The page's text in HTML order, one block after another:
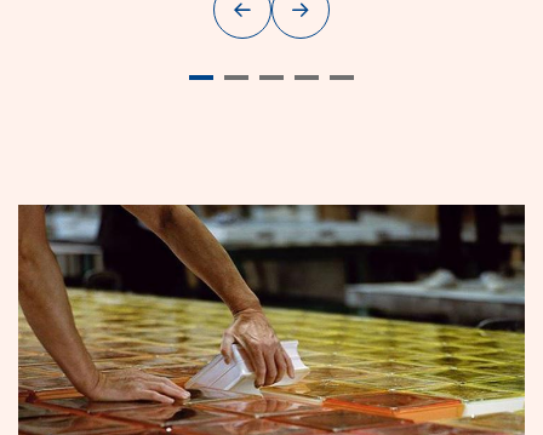
Diapositive précédente
Diapositive suivante